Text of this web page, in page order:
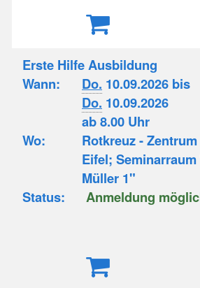
Erste Hilfe Ausbildung
Wann:
Do. 10.09.2026 bis
Do. 10.09.2026
ab 8.00 Uhr
Wo:
Rotkreuz -
Eifel;
Müller 1"
Status:
Anmeldung